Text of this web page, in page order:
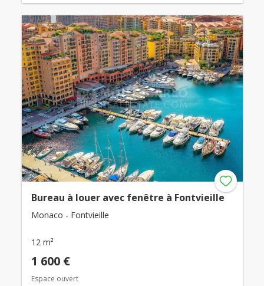
Bureau à louer avec fenêtre à Fontvieille
Monaco - Fontvieille
12 m²
1 600 €
Espace ouvert